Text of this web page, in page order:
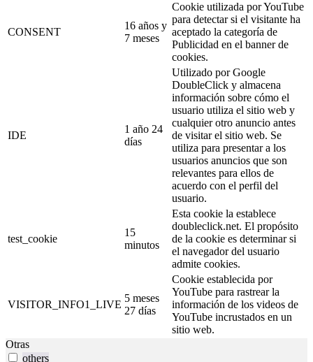
CONSENT
16 años y
7 meses
Cookie utilizada por YouTube
para detectar si el visitante ha
aceptado la categoría de
Publicidad en el banner de
cookies.
IDE
1 año 24
días
Utilizado por Google
DoubleClick y almacena
información sobre cómo el
usuario utiliza el sitio web y
cualquier otro anuncio antes
de visitar el sitio web. Se
utiliza para presentar a los
usuarios anuncios que son
relevantes para ellos de
acuerdo con el perfil del
usuario.
test_cookie
15
minutos
Esta cookie la establece
doubleclick.net. El propósito
de la cookie es determinar si
el navegador del usuario
admite cookies.
VISITOR_INFO1_LIVE
5 meses
27 días
Cookie establecida por
YouTube para rastrear la
información de los videos de
YouTube incrustados en un
sitio web.
Otras
others